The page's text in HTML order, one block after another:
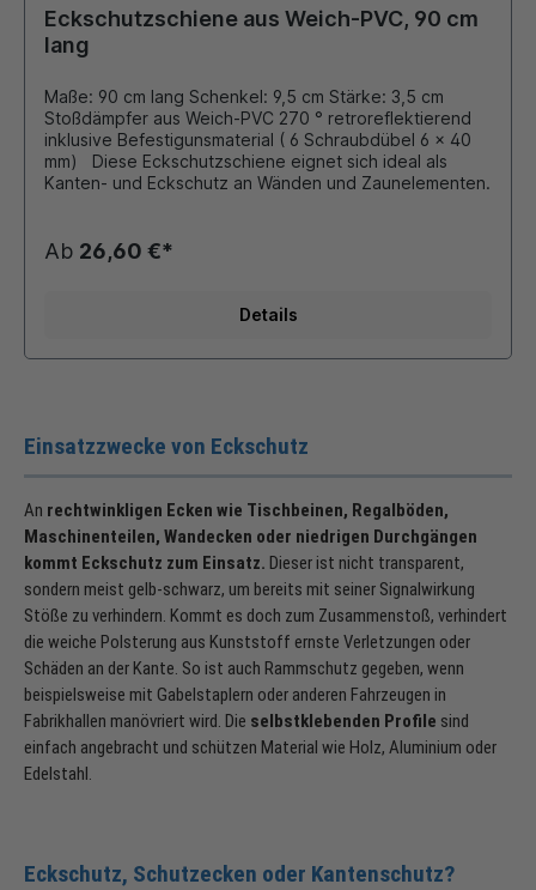
Eckschutzschiene aus Weich-PVC, 90 cm
lang
Maße: 90 cm lang Schenkel: 9,5 cm Stärke: 3,5 cm
Stoßdämpfer aus Weich-PVC 270 ° retroreflektierend
inklusive Befestigunsmaterial ( 6 Schraubdübel 6 x 40
mm) Diese Eckschutzschiene eignet sich ideal als
Kanten- und Eckschutz an Wänden und Zaunelementen.
Ab 26,60 €*
Details
Einsatzzwecke von Eckschutz
An rechtwinkligen Ecken wie Tischbeinen, Regalböden,
Maschinenteilen, Wandecken oder niedrigen Durchgängen
kommt Eckschutz zum Einsatz. Dieser ist nicht transparent,
sondern meist gelb-schwarz, um bereits mit seiner Signalwirkung
Stöße zu verhindern. Kommt es doch zum Zusammenstoß, verhindert
die weiche Polsterung aus Kunststoff ernste Verletzungen oder
Schäden an der Kante. So ist auch Rammschutz gegeben, wenn
beispielsweise mit Gabelstaplern oder anderen Fahrzeugen in
Fabrikhallen manövriert wird. Die selbstklebenden Profile sind
einfach angebracht und schützen Material wie Holz, Aluminium oder
Edelstahl.
Eckschutz, Schutzecken oder Kantenschutz?